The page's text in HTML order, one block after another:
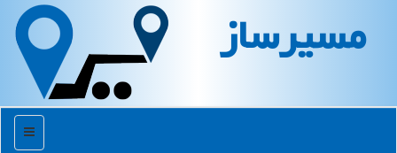
مسیرساز
منو